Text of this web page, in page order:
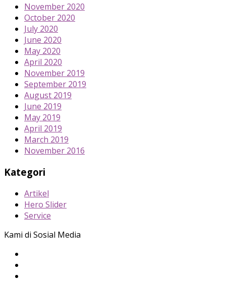
November 2020
October 2020
July 2020
June 2020
May 2020
April 2020
November 2019
September 2019
August 2019
June 2019
May 2019
April 2019
March 2019
November 2016
Kategori
Artikel
Hero Slider
Service
Kami di Sosial Media